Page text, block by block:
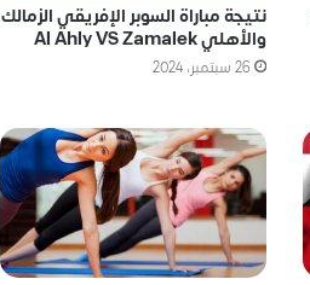
نتيجة مباراة السوبر الإفريقي الزمالك
والأهلي Al Ahly VS Zamalek
26 سبتمبر، 2024